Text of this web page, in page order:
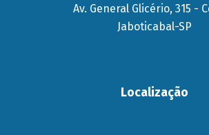
Av. General Glicério, 315 -
Jaboticabal-SP
Localização